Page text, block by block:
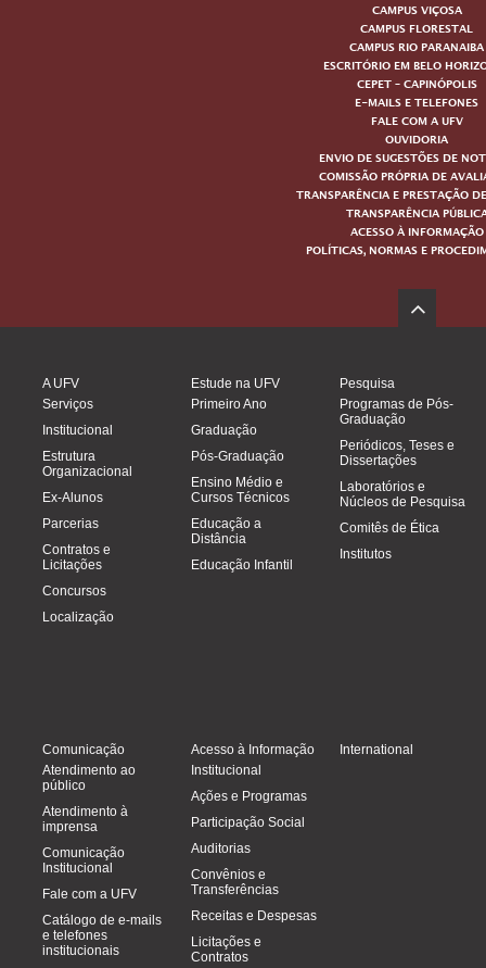
CAMPUS VIÇOSA
CAMPUS FLORESTAL
CAMPUS RIO PARANAIBA
ESCRITÓRIO EM BELO
CEPET – CAPINÓPOLIS
E-MAILS E TELEFONES
FALE COM A UFV
OUVIDORIA
ENVIO DE SUGESTÕES DE
COMISSÃO PRÓPRIA DE
TRANSPARÊNCIA E PRESTAÇÃO
TRANSPARÊNCIA
ACESSO À INFORMAÇÃO
POLÍTICAS, NORMAS E
A UFV
Serviços
Institucional
Estrutura
Organizacional
Ex-Alunos
Parcerias
Contratos e
Licitações
Concursos
Localização
Estude na UFV
Primeiro Ano
Graduação
Pós-Graduação
Ensino Médio e
Cursos Técnicos
Educação a
Distância
Educação Infantil
Pesquisa
Programas de Pós-
Graduação
Periódicos, Teses e
Dissertações
Laboratórios e
Núcleos de Pesquisa
Comitês de Ética
Institutos
Comunicação
Atendimento ao
público
Atendimento à
imprensa
Comunicação
Institucional
Fale com a UFV
Catálogo de e-mails
e telefones
institucionais
Acesso à Informação
Institucional
Ações e Programas
Participação Social
Auditorias
Convênios e
Transferências
Receitas e Despesas
Licitações e
Contratos
International